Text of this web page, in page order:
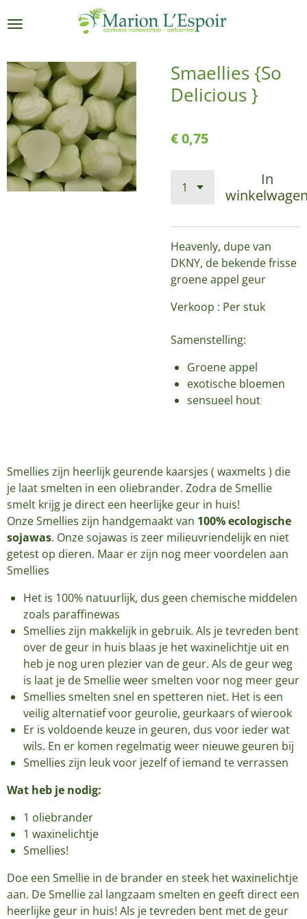
direct
de
hoofdinhoud
Smaellies {So
Delicious }
€ 0,75
In
Heavenly, dupe van
DKNY, de bekende frisse
groene appel geur
Verkoop : Per stuk
Samenstelling:
Groene appel
exotische bloemen
sensueel hout
Smellies zijn heerlijk geurende kaarsjes ( waxmelts ) die
je laat smelten in een oliebrander. Zodra de Smellie
smelt krijg je direct een heerlijke geur in huis!
Onze Smellies zijn handgemaakt van 100% ecologische
sojawas. Onze sojawas is zeer milieuvriendelijk en niet
getest op dieren. Maar er zijn nog meer voordelen aan
Smellies
Het is 100% natuurlijk, dus geen chemische middelen
zoals paraffinewas
Smellies zijn makkelijk in gebruik. Als je tevreden bent
over de geur in huis blaas je het waxinelichtje uit en
heb je nog uren plezier van de geur. Als de geur weg
is laat je de Smellie weer smelten voor nog meer geur
Smellies smelten snel en spetteren niet. Het is een
veilig alternatief voor geurolie, geurkaars of wierook
Er is voldoende keuze in geuren, dus voor ieder wat
wils. En er komen regelmatig weer nieuwe geuren bij
Smellies zijn leuk voor jezelf of iemand te verrassen
Wat heb je nodig:
1 oliebrander
1 waxinelichtje
Smellies!
Doe een Smellie in de brander en steek het waxinelichtje
aan. De Smellie zal langzaam smelten en geeft direct een
heerlijke geur in huis! Als je tevreden bent met de geur